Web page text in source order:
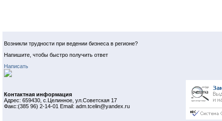
Возникли трудности при ведении бизнеса в регионе?
Напишите, чтобы быстро получить ответ
Написать
Контактная информация
Адрес: 659430, с.Целинное, ул.Советская 17
Факс:(385 96) 2-14-01 Email: adm.tcelin@yandex.ru